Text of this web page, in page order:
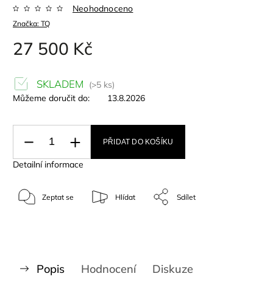
Značka: TQ
Neohodnoceno
27 500 Kč
SKLADEM
(>5 ks)
Můžeme doručit do:
13.8.2026
PŘIDAT DO KOŠÍKU
Detailní informace
Zeptat se Hlídat Sdílet
Popis Hodnocení Diskuze